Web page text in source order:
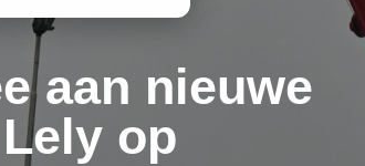
aan nieuwe
op